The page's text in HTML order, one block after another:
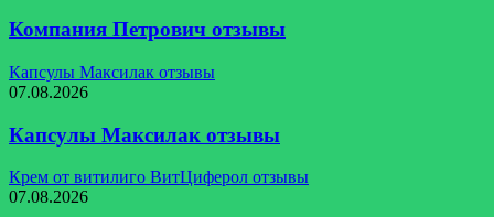
Компания Петрович отзывы
Капсулы Максилак отзывы
07.08.2026
Капсулы Максилак отзывы
Крем от витилиго ВитЦиферол отзывы
07.08.2026